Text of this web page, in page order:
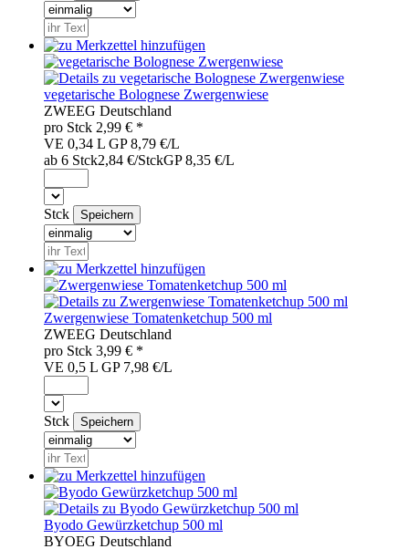
vegetarische Bolognese Zwergenwiese
ZWEEG Deutschland
pro Stck 2,99 € *
VE 0,34 L GP 8,79 €/L
ab 6 Stck2,84 €/StckGP 8,35 €/L
Stck
Zwergenwiese Tomatenketchup 500 ml
ZWEEG Deutschland
pro Stck 3,99 € *
VE 0,5 L GP 7,98 €/L
Stck
Byodo Gewürzketchup 500 ml
BYOEG Deutschland